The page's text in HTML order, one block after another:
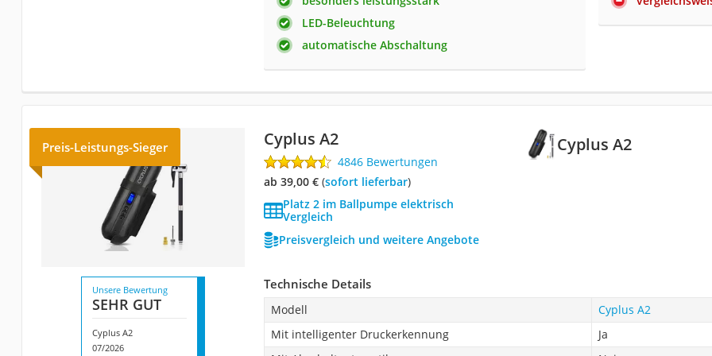
LED-Beleuchtung
automatische Abschaltung
Cyplus A2
Preis-Leistungs-Sieger Cyplus A2
4846 Bewertungen
ab 39,00 €( Sofort lieferbar)
Platz 2 im Ballpumpe elektrisch
Vergleich
Preisvergleich und weitere Angebote
Unsere Bewertung
SEHR GUT
Cyplus A2
07/2026
Technische Details
Modell
Cyplus A2
Mit intelligenter Druckerkennung
Ja